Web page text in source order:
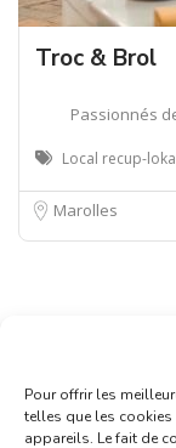
Pour offrir les
telles que les
appareils. Le fait de
Troc & Brol
Passionnés
Local recup-
Marolles